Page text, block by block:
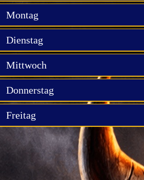
Montag
Dienstag
Mittwoch
Donnerstag
Freitag